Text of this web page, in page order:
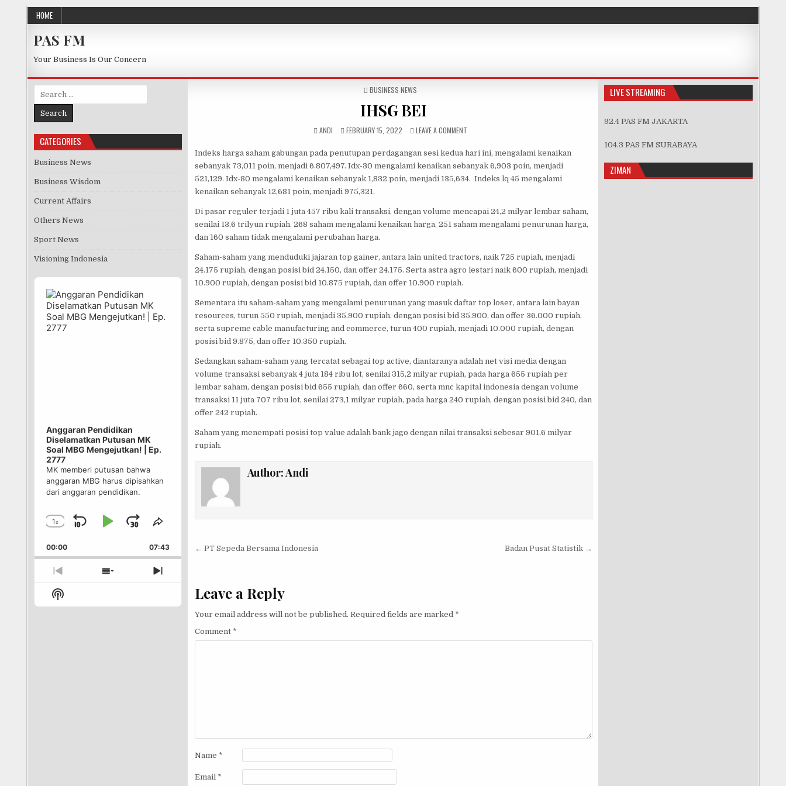
Skip to content
HOME
PAS FM
Your Business Is Our Concern
POSTED IN
BUSINESS NEWS
IHSG BEI
AUTHOR:
ANDI PUBLISHED DATE:
FEBRUARY 15, 2022 LEAVE A COMMENT
Indeks harga saham gabungan pada penutupan perdagangan sesi kedua hari ini, mengalami kenaikan
sebanyak 73,011 poin, menjadi 6.807,497. Idx-30 mengalami kenaikan sebanyak 6,903 poin, menjadi
521,129. Idx-80 mengalami kenaikan sebanyak 1,832 poin, menjadi 135,634. Indeks lq 45 mengalami
kenaikan sebanyak 12,681 poin, menjadi 975,321.
Di pasar reguler terjadi 1 juta 457 ribu kali transaksi, dengan volume mencapai 24,2 milyar lembar saham,
senilai 13,6 trilyun rupiah. 268 saham mengalami kenaikan harga, 251 saham mengalami penurunan harga,
dan 160 saham tidak mengalami perubahan harga.
Saham-saham yang menduduki jajaran top gainer, antara lain united tractors, naik 725 rupiah, menjadi
24.175 rupiah, dengan posisi bid 24.150, dan offer 24.175. Serta astra agro lestari naik 600 rupiah, menjadi
10.900 rupiah, dengan posisi bid 10.875 rupiah, dan offer 10.900 rupiah.
Sementara itu saham-saham yang mengalami penurunan yang masuk daftar top loser, antara lain bayan
resources, turun 550 rupiah, menjadi 35.900 rupiah, dengan posisi bid 35.900, dan offer 36.000 rupiah,
serta supreme cable manufacturing and commerce, turun 400 rupiah, menjadi 10.000 rupiah, dengan
posisi bid 9.875, dan offer 10.350 rupiah.
Sedangkan saham-saham yang tercatat sebagai top active, diantaranya adalah net visi media dengan
volume transaksi sebanyak 4 juta 184 ribu lot, senilai 315,2 milyar rupiah, pada harga 655 rupiah per
lembar saham, dengan posisi bid 655 rupiah, dan offer 660, serta mnc kapital indonesia dengan volume
transaksi 11 juta 707 ribu lot, senilai 273,1 milyar rupiah, pada harga 240 rupiah, dengan posisi bid 240, dan
offer 242 rupiah.
Saham yang menempati posisi top value adalah bank jago dengan nilai transaksi sebesar 901,6 milyar
rupiah.
Author:Andi
Post navigation
← PT Sepeda Bersama Indonesia Badan Pusat Statistik →
Leave a Reply
Your email address will not be published. Required fields are marked *
Comment *
Name *
Email *
Search for:
CATEGORIES
Business News
Business Wisdom
Current Affairs
Others News
Sport News
Visioning Indonesia
Audio
Player
Anggaran Pendidikan
Diselamatkan Putusan MK
Soal MBG Mengejutkan! | Ep.
2777
MK memberi putusan bahwa
anggaran MBG harus dipisahkan
dari anggaran pendidikan.
Change
Rate
1x
Skip
Backward
Play
Pause
Jump
Forward
Share
Episode
00:00 07:43
Previous
Episode
Show
Episodes
Next
Episode
Show
Podcast
LIVE STREAMING
92.4 PAS FM JAKARTA
104.3 PAS FM SURABAYA
ZIMAN